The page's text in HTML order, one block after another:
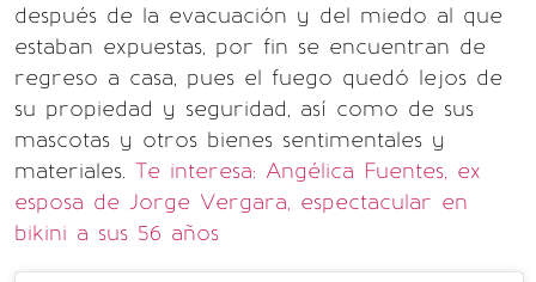
después de la evacuación y del miedo al que
estaban expuestas, por fin se encuentran de
regreso a casa, pues el fuego quedó lejos de
su propiedad y seguridad, así como de sus
mascotas y otros bienes sentimentales y
materiales. Te interesa: Angélica Fuentes, ex
esposa de Jorge Vergara, espectacular en
bikini a sus 56 años